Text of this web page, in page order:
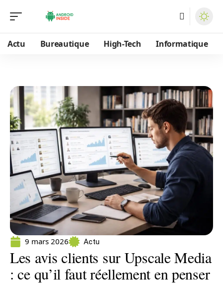
Actu Bureautique High-Tech Informatique
9 mars 2026 Actu
Les avis clients sur Upscale Media
: ce qu’il faut réellement en penser